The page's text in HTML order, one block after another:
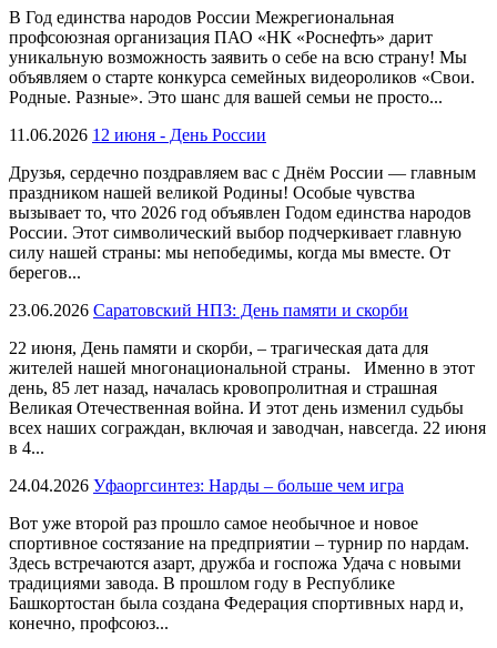
В Год единства народов России Межрегиональная
профсоюзная организация ПАО «НК «Роснефть» дарит
уникальную возможность заявить о себе на всю страну! Мы
объявляем о старте конкурса семейных видеороликов «Свои.
Родные. Разные». Это шанс для вашей семьи не просто...
11.06.2026 12 июня - День России
Друзья, сердечно поздравляем вас с Днём России — главным
праздником нашей великой Родины! Особые чувства
вызывает то, что 2026 год объявлен Годом единства народов
России. Этот символический выбор подчеркивает главную
силу нашей страны: мы непобедимы, когда мы вместе. От
берегов...
23.06.2026 Саратовский НПЗ: День памяти и скорби
22 июня, День памяти и скорби, – трагическая дата для
жителей нашей многонациональной страны. Именно в этот
день, 85 лет назад, началась кровопролитная и страшная
Великая Отечественная война. И этот день изменил судьбы
всех наших сограждан, включая и заводчан, навсегда. 22 июня
в 4...
24.04.2026 Уфаоргсинтез: Нарды – больше чем игра
Вот уже второй раз прошло самое необычное и новое
спортивное состязание на предприятии – турнир по нардам.
Здесь встречаются азарт, дружба и госпожа Удача с новыми
традициями завода. В прошлом году в Республике
Башкортостан была создана Федерация спортивных нард и,
конечно, профсоюз...